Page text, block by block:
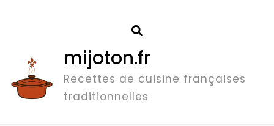
mijoton.fr
Recettes de cuisine françaises
traditionnelles